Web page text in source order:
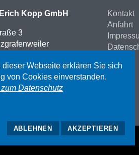
Kopp GmbH
3
8501-0
Kontakt
Anfahrt
dieser Webseite erklären Sie sich
von Cookies einverstanden.
Datenschutz
ABLEHNEN AKZEPTIEREN